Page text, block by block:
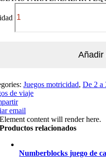
Añadir
Juegos motricidad, De 2 a
de viaje
email
Element content will render here.
Productos relacionados
Numberblocks juego de